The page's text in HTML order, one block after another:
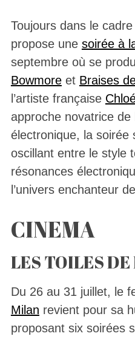
Toujours dans le
propose une soirée à
septembre où se
Bowmoreet Braises
l’artiste française
approche novatrice de
électronique, la soirée
oscillant entre le style
résonances
l’univers enchanteur
CINEMA
LES TOILES
Du 26 au 31 juillet, le
Milan revient pour sa
proposant six soirées